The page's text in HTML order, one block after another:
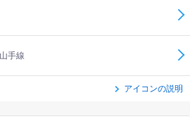
手線
アイコンの説明